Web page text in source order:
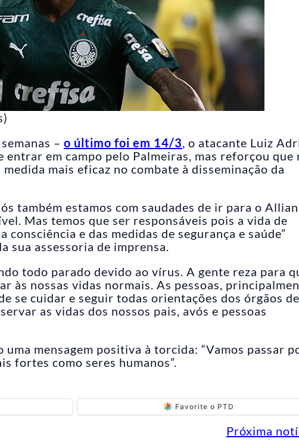
– o último foi em 14/3, o atacante Luiz
entrar em campo pelo Palmeiras, mas reforçou que
mais eficaz no combate à disseminação da
também estamos com saudades de ir para o
Mas temos que ser responsáveis pois a vida de
consciência e das medidas de segurança e saúde”
sua assessoria de imprensa.
todo parado devido ao vírus. A gente reza para
às nossas vidas normais. As pessoas,
se cuidar e seguir todas orientações dos órgãos de
as vidas dos nossos pais, avós e pessoas
mensagem positiva à torcida: “Vamos passar
fortes como seres humanos”.
Favorite o PTD
Próxima